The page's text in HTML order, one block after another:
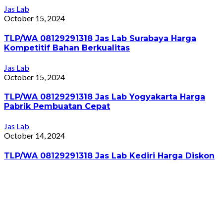
Jas Lab
October 15, 2024
TLP/WA 08129291318 Jas Lab Surabaya Harga
Kompetitif Bahan Berkualitas
Jas Lab
October 15, 2024
TLP/WA 08129291318 Jas Lab Yogyakarta Harga
Pabrik Pembuatan Cepat
Jas Lab
October 14, 2024
TLP/WA 08129291318 Jas Lab Kediri Harga Diskon